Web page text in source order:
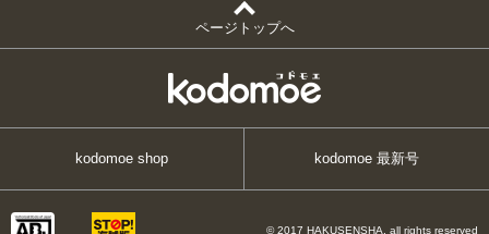
ページトップへ
kodomoe shop kodomoe 最新号
© 2017 HAKUSENSHA, all rights reserved